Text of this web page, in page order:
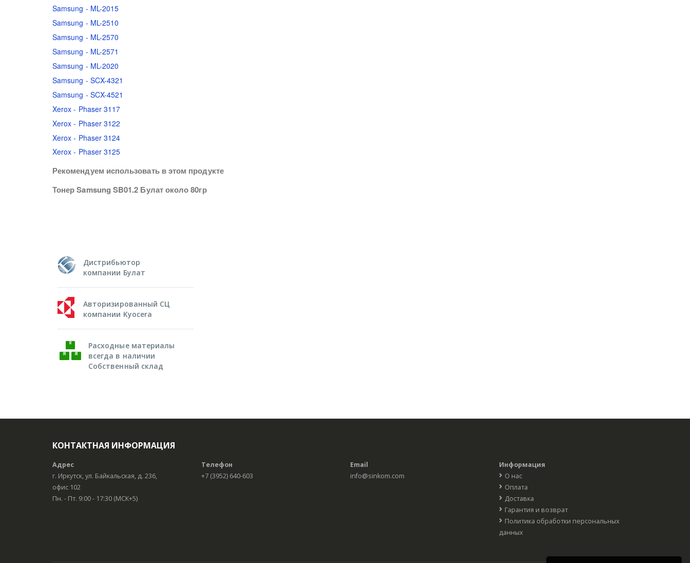
Samsung - ML-2015
Samsung - ML-2510
Samsung - ML-2570
Samsung - ML-2571
Samsung - ML-2020
Samsung - SCX-4321
Samsung - SCX-4521
Xerox - Phaser 3117
Xerox - Phaser 3122
Xerox - Phaser 3124
Xerox - Phaser 3125
Рекомендуем использовать в этом продукте
Тонер Samsung SB01.2 Булат около 80гр
Дистрибьютор
компании Булат
Авторизированный СЦ
компании Kyocera
Расходные материалы
всегда в наличии
Собственный склад
КОНТАКТНАЯ ИНФОРМАЦИЯ
Адрес
г. Иркутск, ул. Байкальская, д. 236,
офис 102
Пн. - Пт. 9:00 - 17:30 (МСК+5)
Телефон
+7 (3952) 640-603
Email
info@sinkom.com
Информация
О нас
Оплата
Доставка
Гарантия и возврат
Политика обработки персональных
данных